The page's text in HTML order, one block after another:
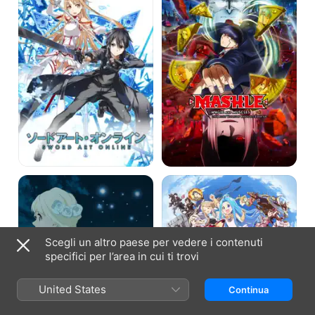
Muscles
Fena:
Pirate
Princess
Grand
Blues!
Scegli un altro paese per vedere i contenuti
specifici per l’area in cui ti trovi
United States Continua